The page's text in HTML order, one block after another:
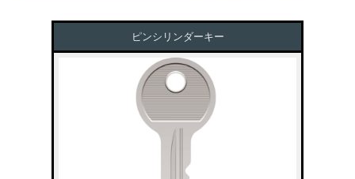
ピンシリンダーキー